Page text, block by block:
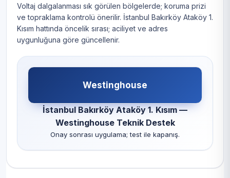
Voltaj dalgalanması sık görülen bölgelerde; koruma prizi
ve topraklama kontrolü önerilir. İstanbul Bakırköy Ataköy 1.
Kısım hattında öncelik sırası; aciliyet ve adres
uygunluğuna göre güncellenir.
Westinghouse
İstanbul Bakırköy Ataköy 1. Kısım —
Westinghouse Teknik Destek
Onay sonrası uygulama; test ile kapanış.